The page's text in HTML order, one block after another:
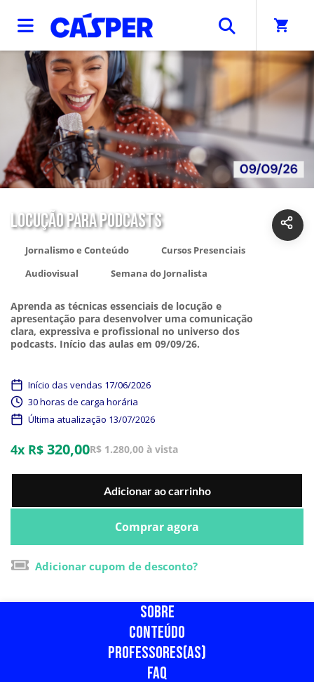
shopping_cart
LOCUÇÃO PARA PODCASTS
Aprenda as técnicas essenciais de locução e
apresentação para desenvolver uma comunicação
clara, expressiva e profissional no universo dos
podcasts. Início das aulas em 09/09/26.
Jornalismo e Conteúdo
Cursos Presenciais
Audiovisual
Semana do Jornalista
Início das vendas 17/06/2026
30 horas de carga horária
Última atualização 13/07/2026
4x R$ 320,00R$ 1.280,00 à vista
Adicionar ao carrinho
Comprar agora
Adicionar cupom de desconto?
SOBRE
CONTEÚDO
PROFESSORES(AS)
FAQ